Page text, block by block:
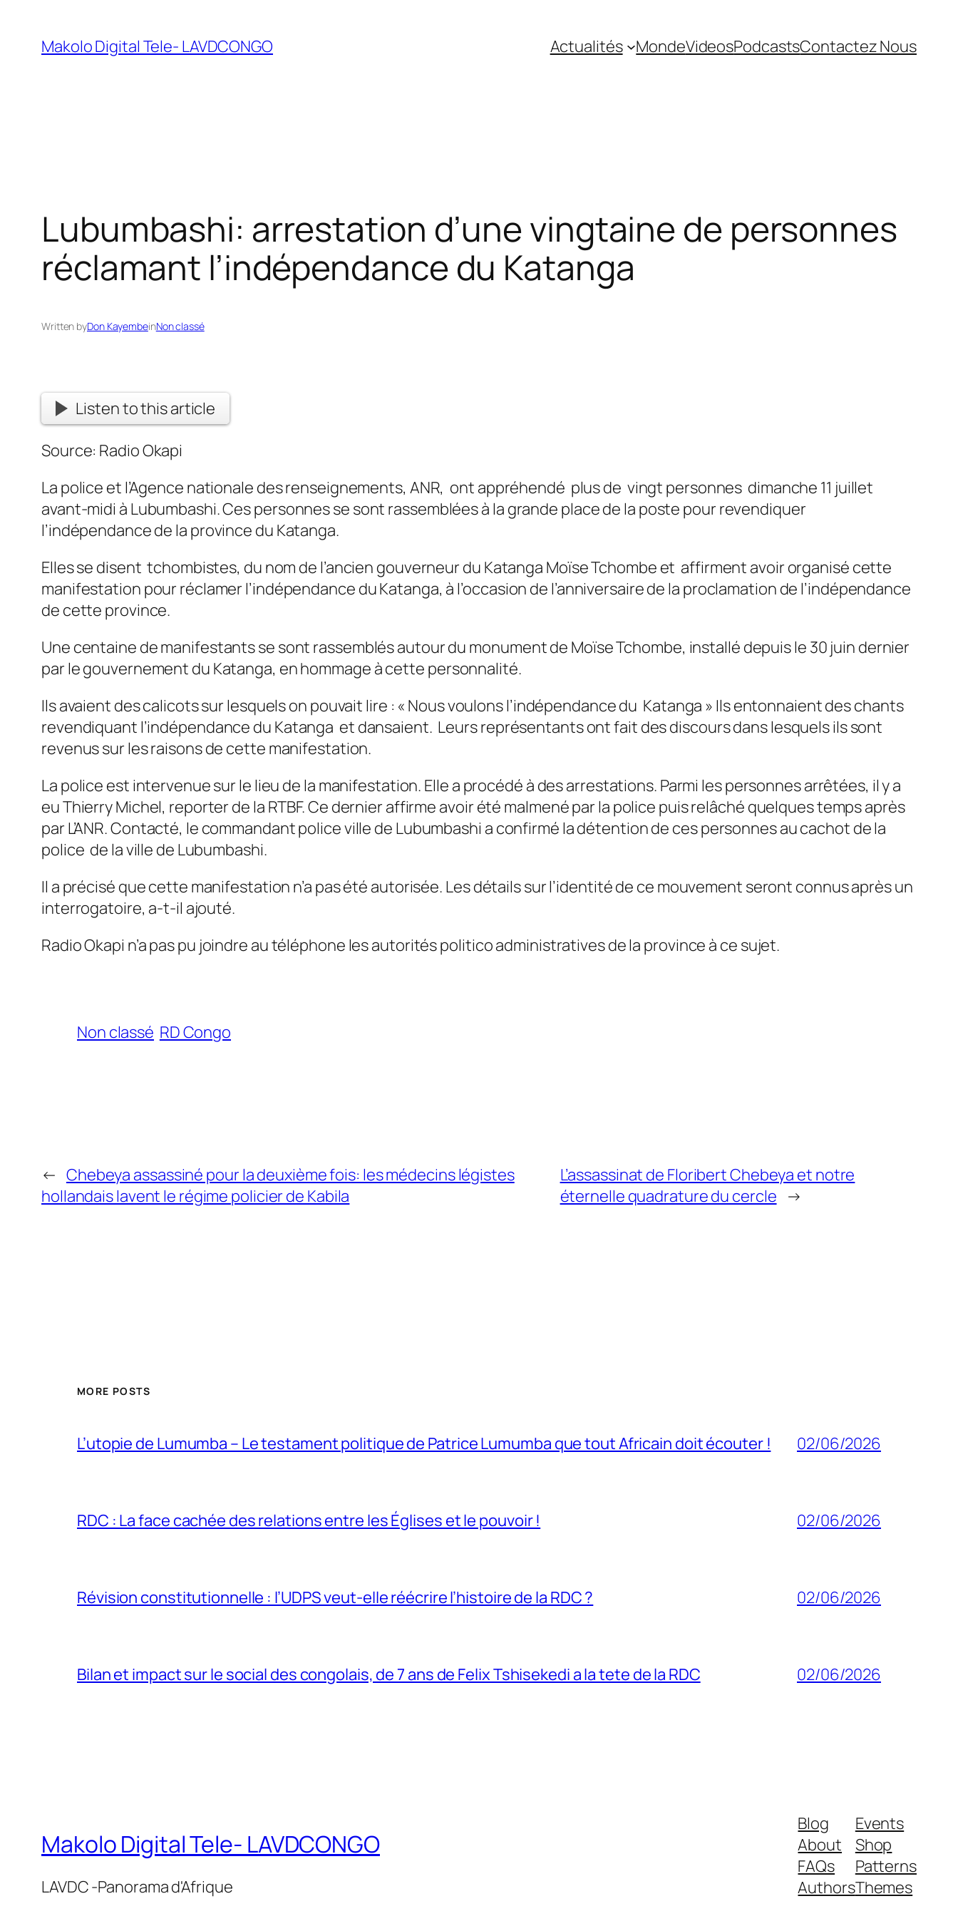
Makolo Digital Tele- LAVDCONGO Actualités MondeVideosPodcastsContactez Nous
Lubumbashi: arrestation d’une vingtaine de personnes
réclamant l’indépendance du Katanga
Written byDon KayembeinNon classé
Listen to this article
Source: Radio Okapi
La police et l’Agence nationale des renseignements, ANR, ont appréhendé plus de vingt personnes dimanche 11 juillet
avant-midi à Lubumbashi. Ces personnes se sont rassemblées à la grande place de la poste pour revendiquer
l’indépendance de la province du Katanga.
Elles se disent tchombistes, du nom de l’ancien gouverneur du Katanga Moïse Tchombe et affirment avoir organisé cette
manifestation pour réclamer l’indépendance du Katanga, à l’occasion de l’anniversaire de la proclamation de l’indépendance
de cette province.
Une centaine de manifestants se sont rassemblés autour du monument de Moïse Tchombe, installé depuis le 30 juin dernier
par le gouvernement du Katanga, en hommage à cette personnalité.
Ils avaient des calicots sur lesquels on pouvait lire : « Nous voulons l’indépendance du Katanga » Ils entonnaient des chants
revendiquant l’indépendance du Katanga et dansaient. Leurs représentants ont fait des discours dans lesquels ils sont
revenus sur les raisons de cette manifestation.
La police est intervenue sur le lieu de la manifestation. Elle a procédé à des arrestations. Parmi les personnes arrêtées, il y a
eu Thierry Michel, reporter de la RTBF. Ce dernier affirme avoir été malmené par la police puis relâché quelques temps après
par L’ANR. Contacté, le commandant police ville de Lubumbashi a confirmé la détention de ces personnes au cachot de la
police de la ville de Lubumbashi.
Il a précisé que cette manifestation n’a pas été autorisée. Les détails sur l’identité de ce mouvement seront connus après un
interrogatoire, a-t-il ajouté.
Radio Okapi n’a pas pu joindre au téléphone les autorités politico administratives de la province à ce sujet.
Non classé RD Congo
← Chebeya assassiné pour la deuxième fois: les médecins légistes
hollandais lavent le régime policier de Kabila
L’assassinat de Floribert Chebeya et notre
éternelle quadrature du cercle →
MORE POSTS
L’utopie de Lumumba – Le testament politique de Patrice Lumumba que tout Africain doit écouter ! 02/06/2026
RDC : La face cachée des relations entre les Églises et le pouvoir ! 02/06/2026
Révision constitutionnelle : l’UDPS veut-elle réécrire l’histoire de la RDC ? 02/06/2026
Bilan et impact sur le social des congolais, de 7 ans de Felix Tshisekedi a la tete de la RDC 02/06/2026
Makolo Digital Tele- LAVDCONGO
LAVDC -Panorama d'Afrique
Blog
About
FAQs
Authors
Events
Shop
Patterns
Themes